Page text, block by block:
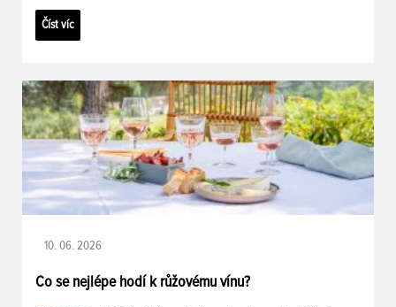
Číst víc
10. 06. 2026
Co se nejlépe hodí k růžovému vínu?